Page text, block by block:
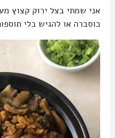
אני שמתי בצל ירוק קצוץ
כוסברה או להגיש בלי